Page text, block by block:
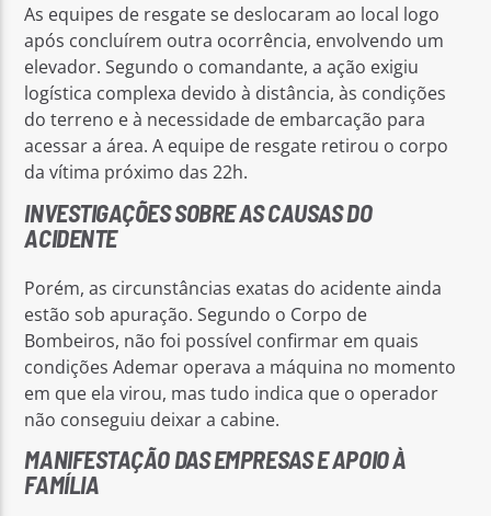
As equipes de resgate se deslocaram ao local logo
após concluírem outra ocorrência, envolvendo um
elevador. Segundo o comandante, a ação exigiu
logística complexa devido à distância, às condições
do terreno e à necessidade de embarcação para
acessar a área. A equipe de resgate retirou o corpo
da vítima próximo das 22h.
INVESTIGAÇÕES SOBRE AS CAUSAS DO
ACIDENTE
Porém, as circunstâncias exatas do acidente ainda
estão sob apuração. Segundo o Corpo de
Bombeiros, não foi possível confirmar em quais
condições Ademar operava a máquina no momento
em que ela virou, mas tudo indica que o operador
não conseguiu deixar a cabine.
MANIFESTAÇÃO DAS EMPRESAS E APOIO À
FAMÍLIA